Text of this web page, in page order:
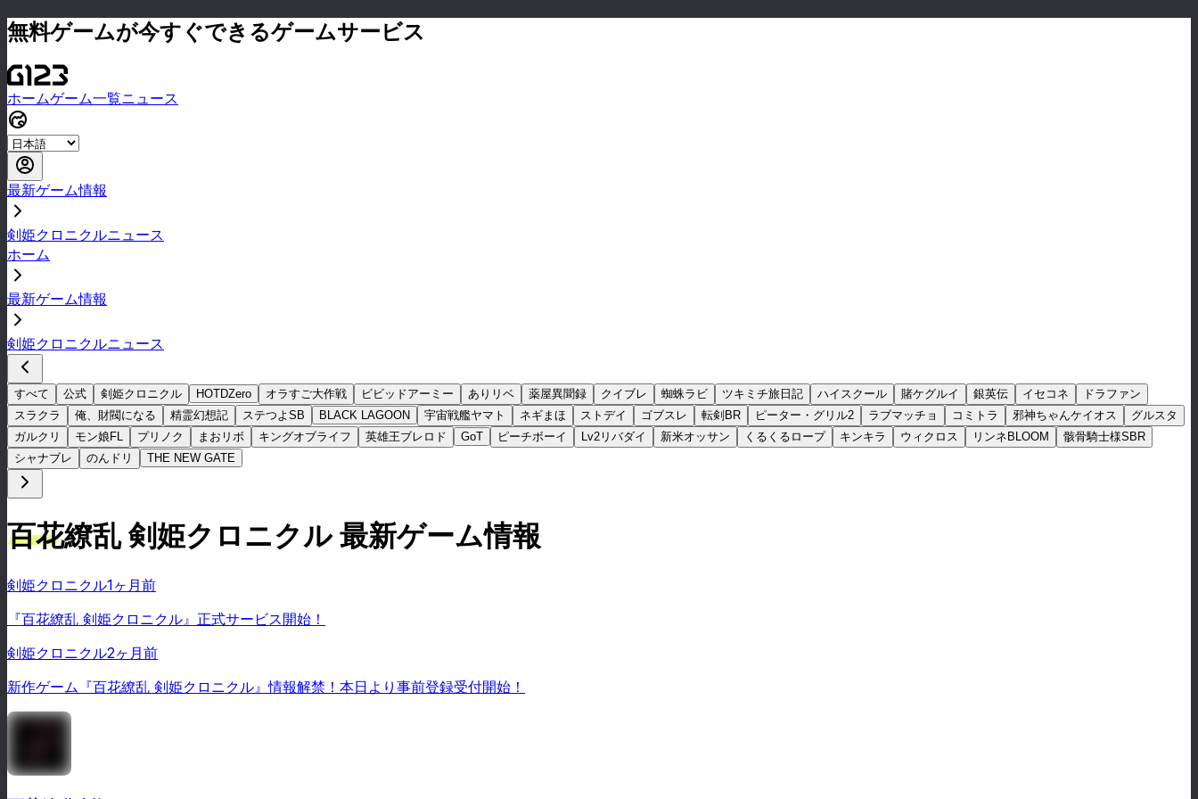
無料ゲームが今すぐできるゲームサービス
ホームゲーム一覧ニュース
最新ゲーム情報
剣姫クロニクルニュース
ホーム
最新ゲーム情報
剣姫クロニクルニュース
すべて 公式 剣姫クロニクル HOTDZero オラすご大作戦 ビビッドアーミー ありリベ 薬屋異聞録 クイブレ 蜘蛛ラビ ツキミチ旅日記 ハイスクール 賭ケグルイ 銀英伝 イセコネ
ドラファン
スラクラ
俺、財閥になる 精霊幻想記 ステつよSB BLACK LAGOON 宇宙戦艦ヤマト ネギまほ ストデイ ゴブスレ 転剣BR ピーター・グリル2 ラブマッチョ コミトラ 邪神ちゃんケイオス
グルスタ
ガルクリ
モン娘FL プリノク まおリボ キングオブライフ 英雄王ブレロド GoT ピーチボーイ Lv2リバダイ 新米オッサン くるくるロープ キンキラ ウィクロス リンネBLOOM
骸骨騎士様SBR
シャナブレ
のんドリ THE NEW GATE
百花繚乱 剣姫クロニクル 最新ゲーム情報
剣姫クロニクル1ヶ月前
『百花繚乱 剣姫クロニクル』正式サービス開始！
剣姫クロニクル2ヶ月前
新作ゲーム『百花繚乱 剣姫クロニクル』情報解禁！本日より事前登録受付開始！